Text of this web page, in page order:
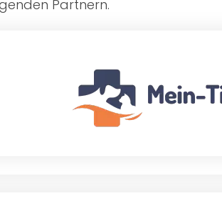
Partnern.